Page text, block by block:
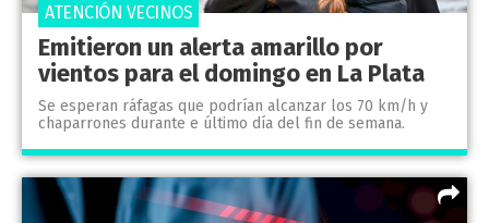
Emitieron un alerta amarillo por
vientos para el domingo en La Plata
Se esperan ráfagas que podrían alcanzar los 70 km/h y
chaparrones durante e último día del fin de semana.
ATENCIÓN VECINOS